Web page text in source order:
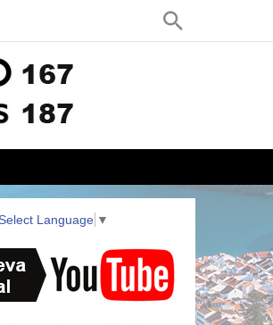
Language ▼